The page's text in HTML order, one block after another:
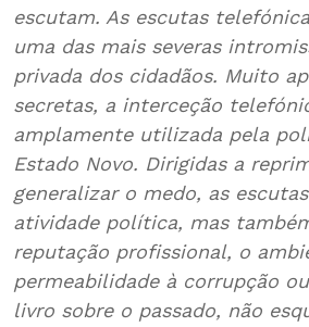
escutam. As escutas
uma das mais severas
privada dos cidadãos. Muito
secretas, a interceção
amplamente utilizada pela
Estado Novo. Dirigidas a
generalizar o medo, as
atividade política, mas
reputação profissional, o
permeabilidade à corrupção
livro sobre o passado, não